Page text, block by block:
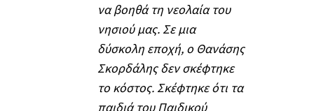
να βοηθά τη νεολαία του
νησιού μας. Σε μια
δύσκολη εποχή, ο Θανάσης
Σκορδάλης δεν σκέφτηκε
το κόστος. Σκέφτηκε ότι τα